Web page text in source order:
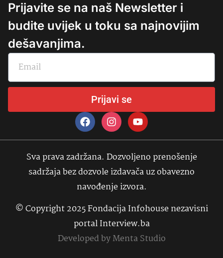
Prijavite se na naš Newsletter i
budite uvijek u toku sa najnovijim
dešavanjima.
Prijavi se
Sva prava zadržana. Dozvoljeno prenošenje
sadržaja bez dozvole izdavača uz obavezno
navođenje izvora.
© Copyright 2025 Fondacija Infohouse nezavisni
portal Interview.ba
Developed byMenta Studio